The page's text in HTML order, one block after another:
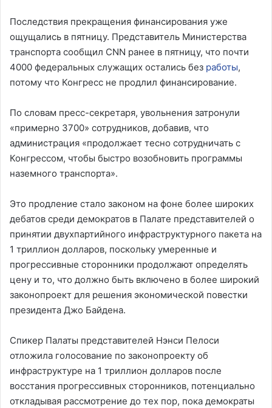
Последствия прекращения финансирования уже
ощущались в пятницу. Представитель Министерства
транспорта сообщил CNN ранее в пятницу, что почти
4000 федеральных служащих остались без работы,
потому что Конгресс не продлил финансирование.
По словам пресс-секретаря, увольнения затронули
«примерно 3700» сотрудников, добавив, что
администрация «продолжает тесно сотрудничать с
Конгрессом, чтобы быстро возобновить программы
наземного транспорта».
Это продление стало законом на фоне более широких
дебатов среди демократов в Палате представителей о
принятии двухпартийного инфраструктурного пакета на
1 триллион долларов, поскольку умеренные и
прогрессивные сторонники продолжают определять
цену и то, что должно быть включено в более широкий
законопроект для решения экономической повестки
президента Джо Байдена.
Спикер Палаты представителей Нэнси Пелоси
отложила голосование по законопроекту об
инфраструктуре на 1 триллион долларов после
восстания прогрессивных сторонников, потенциально
откладывая рассмотрение до тех пор, пока демократы